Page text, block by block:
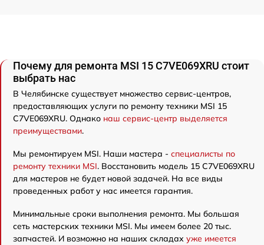
Почему для ремонта MSI 15 C7VE069XRU стоит
выбрать нас
В Челябинске существует множество сервис-центров,
предоставляющих услуги по ремонту техники MSI 15
C7VE069XRU. Однако наш сервис-центр выделяется
преимуществами.
Мы ремонтируем MSI. Наши мастера - специалисты по
ремонту техники MSI. Восстановить модель 15 C7VE069XRU
для мастеров не будет новой задачей. На все виды
проведенных работ у нас имеется гарантия.
Минимальные сроки выполнения ремонта. Мы большая
сеть мастерских техники MSI. Мы имеем более 20 тыс.
запчастей. И возможно на наших складах уже имеется